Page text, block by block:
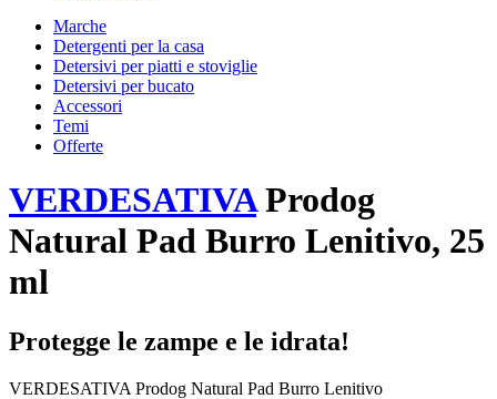
Marche
Detergenti per la casa
Detersivi per piatti e stoviglie
Detersivi per bucato
Accessori
Temi
Offerte
VERDESATIVAProdog
Natural Pad Burro Lenitivo, 25
ml
Protegge le zampe e le idrata!
VERDESATIVA Prodog Natural Pad Burro Lenitivo